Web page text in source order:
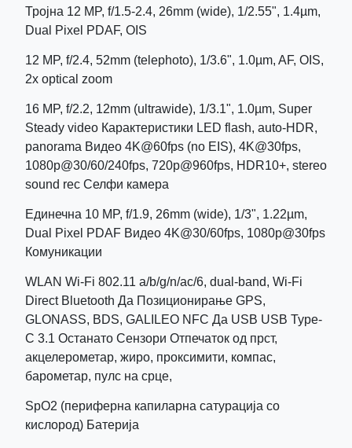
Тројна 12 MP, f/1.5-2.4, 26mm (wide), 1/2.55", 1.4µm,
Dual Pixel PDAF, OIS
12 MP, f/2.4, 52mm (telephoto), 1/3.6", 1.0µm, AF, OIS,
2x optical zoom
16 MP, f/2.2, 12mm (ultrawide), 1/3.1", 1.0µm, Super
Steady video Карактеристики LED flash, auto-HDR,
panorama Видео 4K@60fps (no EIS), 4K@30fps,
1080p@30/60/240fps, 720p@960fps, HDR10+, stereo
sound rec Селфи камера
Единечна 10 MP, f/1.9, 26mm (wide), 1/3", 1.22µm,
Dual Pixel PDAF Видео 4K@30/60fps, 1080p@30fps
Комуникации
WLAN Wi-Fi 802.11 a/b/g/n/ac/6, dual-band, Wi-Fi
Direct Bluetooth Да Позиционирање GPS,
GLONASS, BDS, GALILEO NFC Да USB USB Type-
C 3.1 Останато Сензори Отпечаток од прст,
акцелерометар, жиро, проксимити, компас,
барометар, пулс на срце,
SpO2 (периферна капиларна сатурација со
кислород) Батерија